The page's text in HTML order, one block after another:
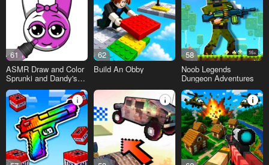
61
ASMR Draw and Color
Sprunki and Dandy's
62
Build An Obby
58 16+
Noob Legends
Dungeon Adventures